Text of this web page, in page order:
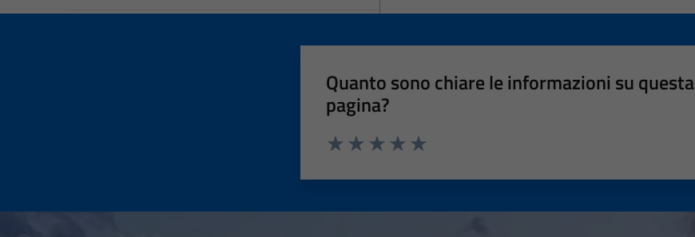
Quanto sono chiare le informazioni su questa
pagina?